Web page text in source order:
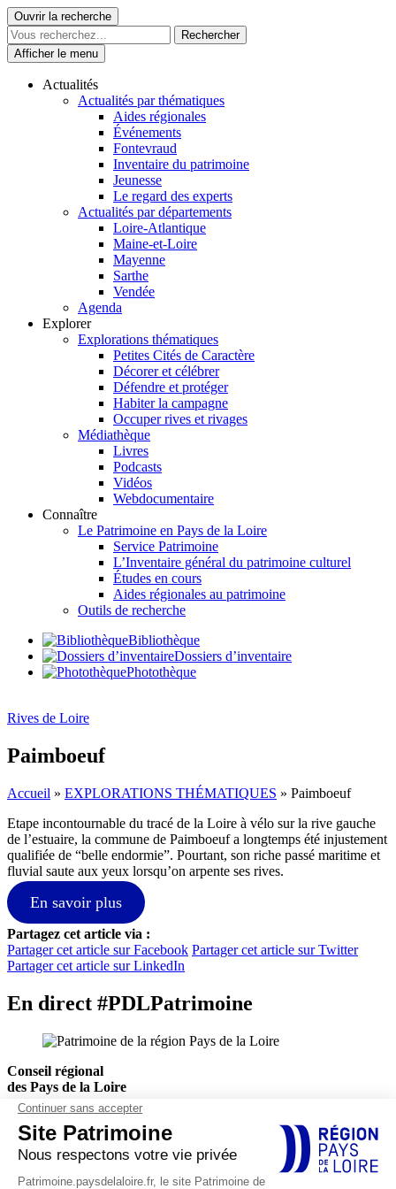
Skip
to
content
Le Patrimoine se vit ici
Ouvrir la recherche
Afficher le menu
Actualités
Actualités par thématiques
Aides régionales
Événements
Fontevraud
Inventaire du patrimoine
Jeunesse
Le regard des experts
Actualités par départements
Loire-Atlantique
Maine-et-Loire
Mayenne
Sarthe
Vendée
Agenda
Explorer
Explorations thématiques
Petites Cités de Caractère
Décorer et célébrer
Défendre et protéger
Habiter la campagne
Occuper rives et rivages
Médiathèque
Livres
Podcasts
Vidéos
Webdocumentaire
Connaître
Le Patrimoine en Pays de la Loire
Service Patrimoine
L’Inventaire général du patrimoine culturel
Études en cours
Aides régionales au patrimoine
Outils de recherche
Bibliothèque
Dossiers d’inventaire
Photothèque
Rives de Loire
Paimboeuf
Accueil » EXPLORATIONS THÉMATIQUES » Paimboeuf
Etape incontournable du tracé de la Loire à vélo sur la rive gauche
de l’estuaire, la commune de Paimboeuf a longtemps été injustement
qualifiée de “belle endormie”. Pourtant, son riche passé maritime et
fluvial saute aux yeux lorsqu’on arpente ses rives.
En savoir plus
Partagez cet article via :
Partager cet article sur Facebook Partager cet article sur Twitter
Partager cet article sur LinkedIn
En direct #PDLPatrimoine
Conseil régional
des Pays de la Loire
Hôtel de Région
1, rue de la Loire
44966 Nantes Cedex 9
Actualités